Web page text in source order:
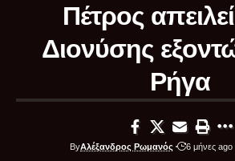
Πέτρος
Διονύσης
Ρήγα
ByΑλέξανδρος Ρωμανός 6 μήνες ago